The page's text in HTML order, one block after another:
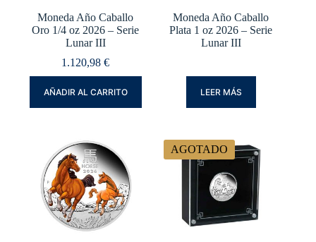
Moneda Año Caballo
Oro 1/4 oz 2026 – Serie
Lunar III
1.120,98€
AÑADIR AL CARRITO
Moneda Año Caballo
Plata 1 oz 2026 – Serie
Lunar III
LEER MÁS
AGOTADO